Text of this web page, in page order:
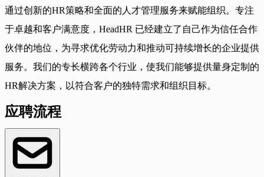
通过创新的HR策略和全面的人才管理服务来赋能组织。专注
于卓越和客户满意度，HeadHR 已经建立了自己作为信任合作
伙伴的地位，为寻求优化劳动力和推动可持续增长的企业提供
服务。我们的专长横跨各个行业，使我们能够提供量身定制的
HR解决方案，以符合客户的独特需求和组织目标。
应聘流程